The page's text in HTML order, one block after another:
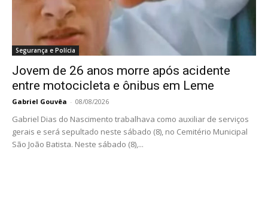
Segurança e Polícia
Jovem de 26 anos morre após acidente
entre motocicleta e ônibus em Leme
Gabriel Gouvêa - 08/08/2026
Gabriel Dias do Nascimento trabalhava como auxiliar de serviços
gerais e será sepultado neste sábado (8), no Cemitério Municipal
São João Batista. Neste sábado (8),...